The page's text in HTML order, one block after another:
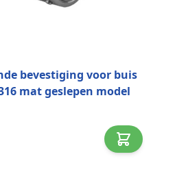
bevestiging voor buis
mat geslepen model